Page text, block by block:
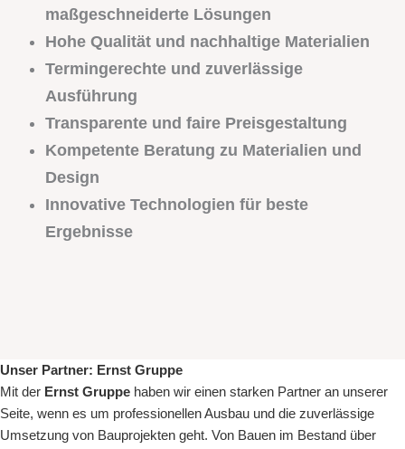
maßgeschneiderte Lösungen
Hohe Qualität und nachhaltige Materialien
Termingerechte und zuverlässige
Ausführung
Transparente und faire Preisgestaltung
Kompetente Beratung zu Materialien und
Design
Innovative Technologien für beste
Ergebnisse
Unser Partner: Ernst Gruppe
Mit der Ernst Gruppe haben wir einen starken Partner an unserer
Seite, wenn es um professionellen Ausbau und die zuverlässige
Umsetzung von Bauprojekten geht. Von Bauen im Bestand über